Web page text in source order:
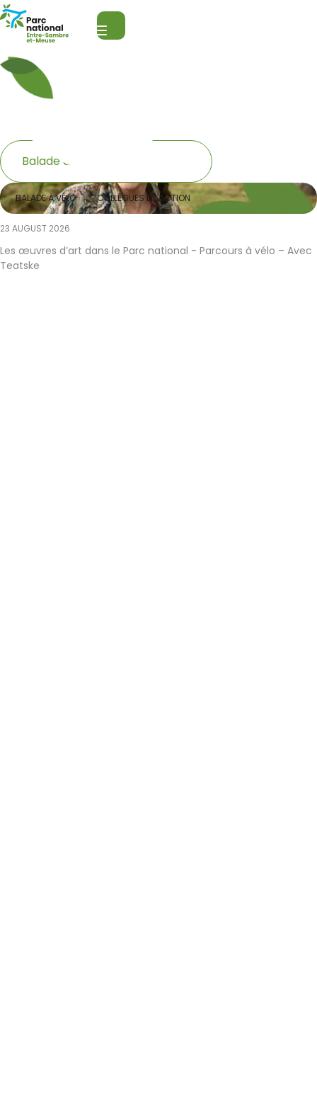
National Park Entre-Sambre-et-Meuse
Menu
Open search
Our next events
Catégories
Balade à vélo
event_list
23 AUGUST 2026
Les œuvres d’art dans le Parc national - Parcours à vélo – Avec
Teatske
BALADE À VÉLO COLLÈGUES EN ACTION